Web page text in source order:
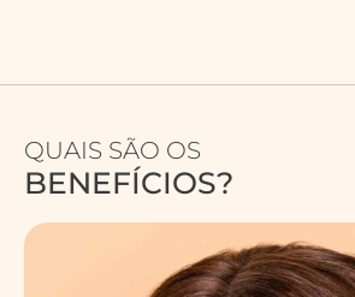
QUAIS SÃO OS
BENEFÍCIOS?